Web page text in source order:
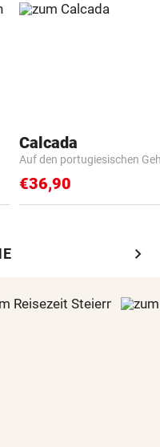
Calcada
Auf den portugiesischen
€36,90
chevron_right